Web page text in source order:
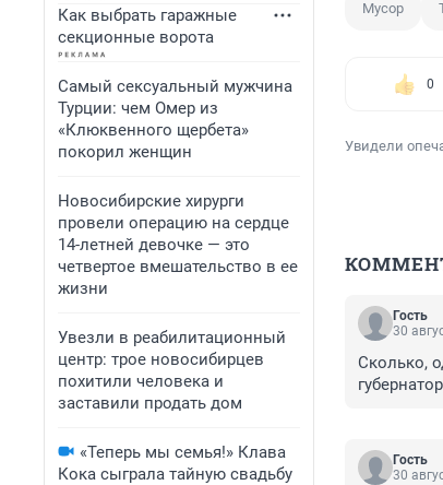
Как выбрать гаражные
секционные ворота
Самый сексуальный мужчина
Турции: чем Омер из
«Клюквенного щербета»
покорил женщин
Новосибирские хирурги
провели операцию на сердце
14-летней девочке — это
четвертое вмешательство в ее
жизни
Увезли в реабилитационный
центр: трое новосибирцев
похитили человека и
заставили продать дом
«Теперь мы семья!» Клава
Кока сыграла тайную свадьбу
Мусор
0
Увидели
Гость
30
Сколько,
Гость
30